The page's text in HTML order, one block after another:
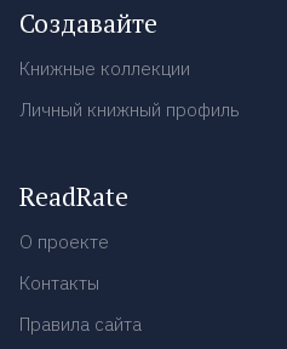
Создавайте
Книжные коллекции
Личный книжный профиль
ReadRate
О проекте
Контакты
Правила сайта